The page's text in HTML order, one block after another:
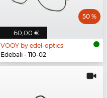
60,00 €
50 %
VOOY by edel-optics
Edebali - 110-02